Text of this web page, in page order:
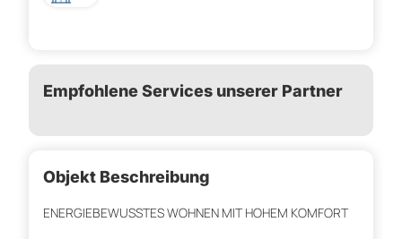
Empfohlene Services unserer Partner
Objekt Beschreibung
ENERGIEBEWUSSTES WOHNEN MIT HOHEM KOMFORT